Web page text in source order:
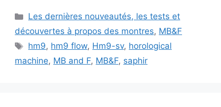
Catégories
Les dernières nouveautés, les tests et
découvertes à propos des montres, MB&F
Étiquettes
hm9, hm9 flow, Hm9-sv, horological
machine, MB and F, MB&F, saphir